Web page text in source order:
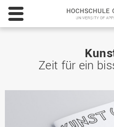
Zeit für ein